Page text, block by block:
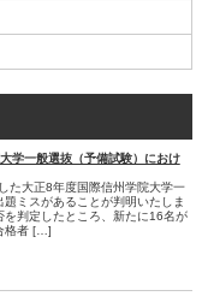
学一般選抜（予備試験）におけ
た大正8年度国際信州学院大学一
ミスがあることが判明いたしま
を判定したところ、新たに16名が
格者 […]